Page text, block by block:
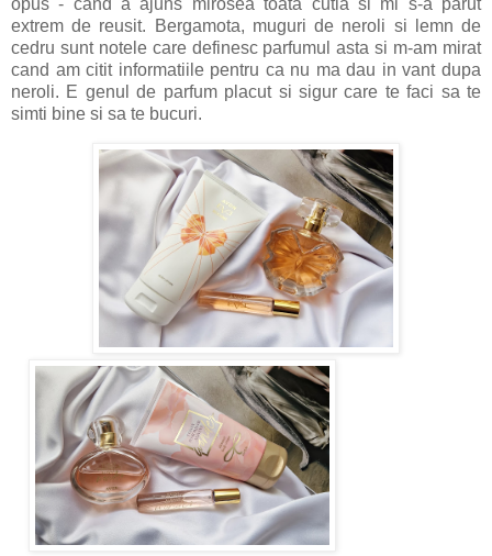
opus - cand a ajuns mirosea toata cutia si mi s-a parut
extrem de reusit. Bergamota, muguri de neroli si lemn de
cedru sunt notele care definesc parfumul asta si m-am mirat
cand am citit informatiile pentru ca nu ma dau in vant dupa
neroli. E genul de parfum placut si sigur care te faci sa te
simti bine si sa te bucuri.